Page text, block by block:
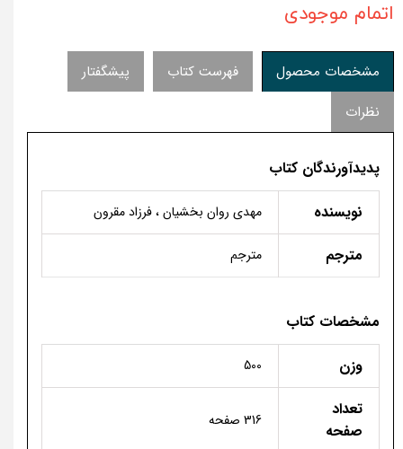
اتمام موجودی
مشخصات محصول فهرست کتاب
پیشگفتار
نظرات
پدیدآورندگان کتاب
نویسنده
مهدی روان بخشیان ، فرزاد مقرون
مترجم مترجم
مشخصات کتاب
وزن
500
تعداد
صفحه
316 صفحه